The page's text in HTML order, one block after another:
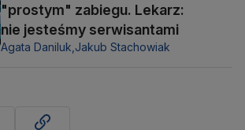
"prostym" zabiegu. Lekarz:
nie jesteśmy serwisantami
Agata Daniluk, Jakub Stachowiak